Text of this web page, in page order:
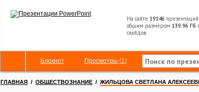
На сайте 19146 презентаций
общим размером 139.96 Гб
слайдов
Блокнот Просмотры (1)
ГЛАВНАЯ / ОБЩЕСТВОЗНАНИЕ / ЖИЛЬЦОВА СВЕТЛАНА